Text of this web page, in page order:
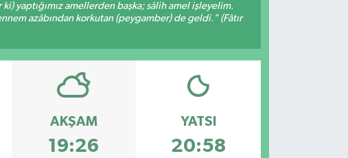
yaptığımız amellerden başka; sâlih amel işleyelim.
azâbından korkutan (peygamber) de geldi." (Fâtır
AKŞAM
19:26
YATSI
20:58